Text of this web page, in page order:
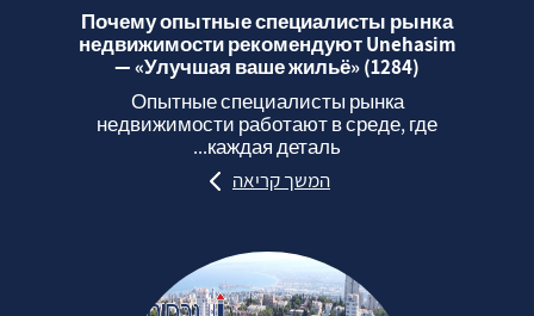
Почему опытные специалисты рынка
недвижимости рекомендуют Unehasim
— «Улучшая ваше жильё» (1284)
Опытные специалисты рынка
недвижимости работают в среде, где
каждая деталь...
המשך קריאה